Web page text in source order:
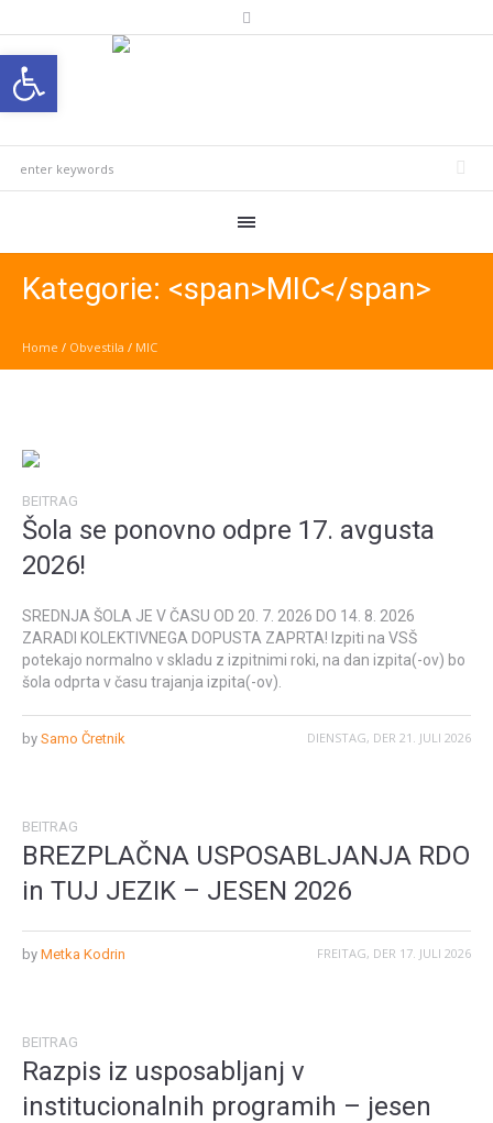
Kategorie: <span>MIC</span>
Home / Obvestila / MIC
BEITRAG
Šola se ponovno odpre 17. avgusta
2026!
SREDNJA ŠOLA JE V ČASU OD 20. 7. 2026 DO 14. 8. 2026
ZARADI KOLEKTIVNEGA DOPUSTA ZAPRTA! Izpiti na VSŠ
potekajo normalno v skladu z izpitnimi roki, na dan izpita(-ov) bo
šola odprta v času trajanja izpita(-ov).
DIENSTAG, DER 21. JULI 2026
by Samo Čretnik
BEITRAG
BREZPLAČNA USPOSABLJANJA RDO
in TUJ JEZIK – JESEN 2026
FREITAG, DER 17. JULI 2026
by Metka Kodrin
BEITRAG
Razpis iz usposabljanj v
institucionalnih programih – jesen
Open toolbar